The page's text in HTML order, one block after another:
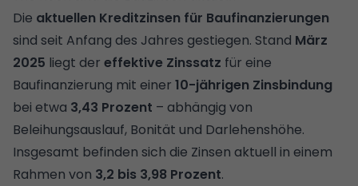
Die aktuellen Kreditzinsen für Baufinanzierungen
sind seit Anfang des Jahres gestiegen. Stand März
2025 liegt der effektive Zinssatz für eine
Baufinanzierung mit einer 10-jährigen Zinsbindung
bei etwa 3,43 Prozent – abhängig von
Beleihungsauslauf, Bonität und Darlehenshöhe.
Insgesamt befinden sich die Zinsen aktuell in einem
Rahmen von 3,2 bis 3,98 Prozent.